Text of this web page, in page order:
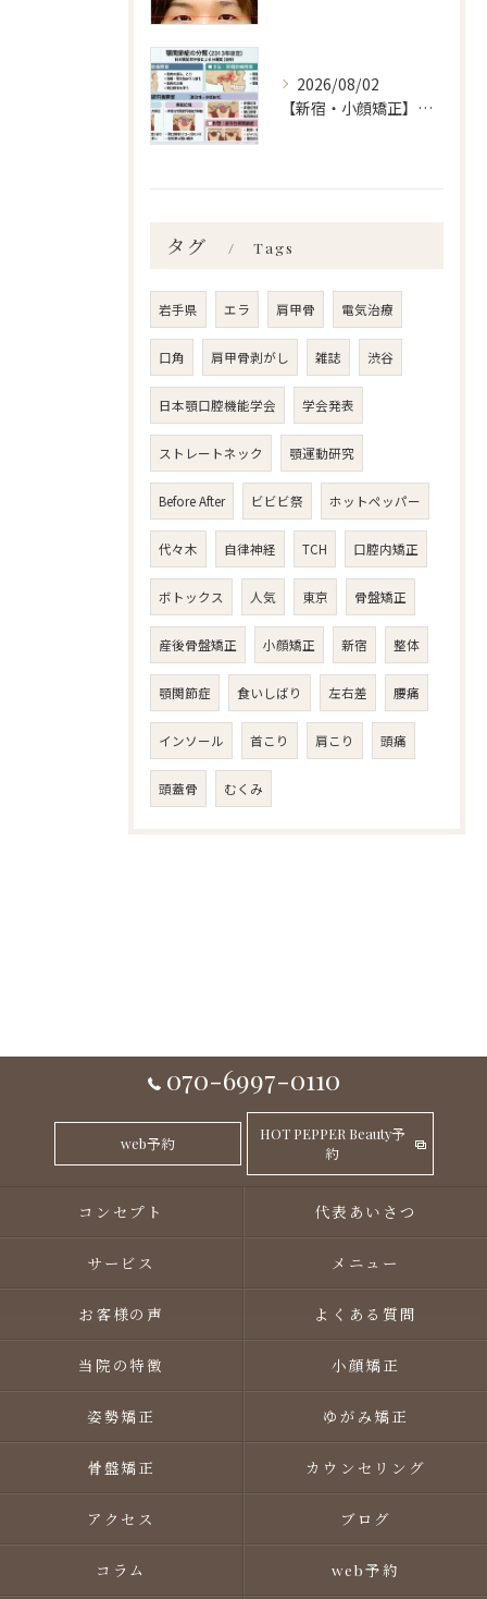
2026/08/02
【新宿・小顔矯正】顎関節症の分類、あなたはいくつ言えますか？ailes式 before・after 新宿・食いしばり・骨盤矯正・小顔矯正・顎関節症・顔の左右差ならailesシンメトリー矯正院
タグ Tags
岩手県 エラ 肩甲骨 電気治療
口角 肩甲骨剥がし 雑誌 渋谷
日本顎口腔機能学会 学会発表
ストレートネック 顎運動研究
Before After ビビビ祭 ホットペッパー
代々木 自律神経 TCH 口腔内矯正
ボトックス 人気 東京 骨盤矯正
産後骨盤矯正 小顔矯正 新宿 整体
顎関節症 食いしばり 左右差 腰痛
インソール 首こり 肩こり 頭痛
頭蓋骨 むくみ
070-6997-0110
web予約
HOT PEPPER Beauty予
約
コンセプト 代表あいさつ
サービス メニュー
お客様の声 よくある質問
当院の特徴 小顔矯正
姿勢矯正 ゆがみ矯正
骨盤矯正 カウンセリング
アクセス ブログ
コラム web予約